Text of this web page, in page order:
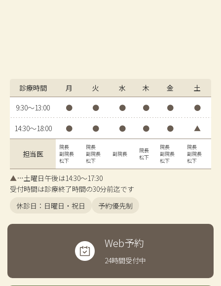
診療時間 月 火 水 木 金
土
9:30〜13:00
● ● ● ● ● ●
14:30〜18:00 ● ● ● ● ● ▲
担当医
院長
副院長
松下
院長
副院長
松下
副院長
院長
松下
院長
副院長
松下
院長
副院長
松下
▲…土曜日午後は14:30〜17:30
受付時間は診療終了時間の30分前迄です
休診日：日曜日・祝日
予約優先制
Web予約
24時間受付中